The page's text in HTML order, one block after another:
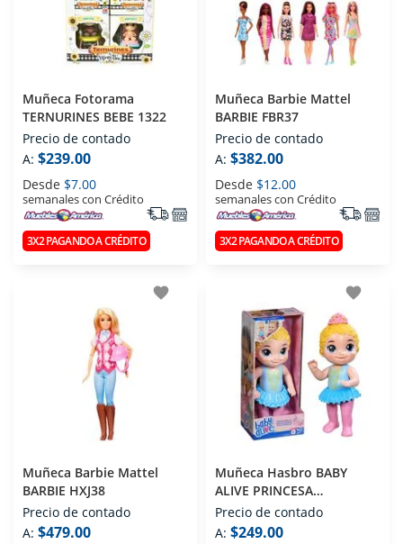
Muñeca Fotorama
TERNURINES BEBE 1322
Precio de contado
A: $239.00
Desde $7.00
semanales con Crédito
3X2 PAGANDO A CRÉDITO
Muñeca Barbie Mattel
BARBIE FBR37
Precio de contado
A: $382.00
Desde $12.00
semanales con Crédito
3X2 PAGANDO A CRÉDITO
favorite
Muñeca Barbie Mattel
BARBIE HXJ38
Precio de contado
A: $479.00
favorite
Muñeca Hasbro BABY
ALIVE PRINCESA
BAILARINA F9122
Precio de contado
A: $249.00